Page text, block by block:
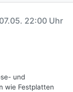
07.05. 22:00 Uhr
und
wie Festplatten